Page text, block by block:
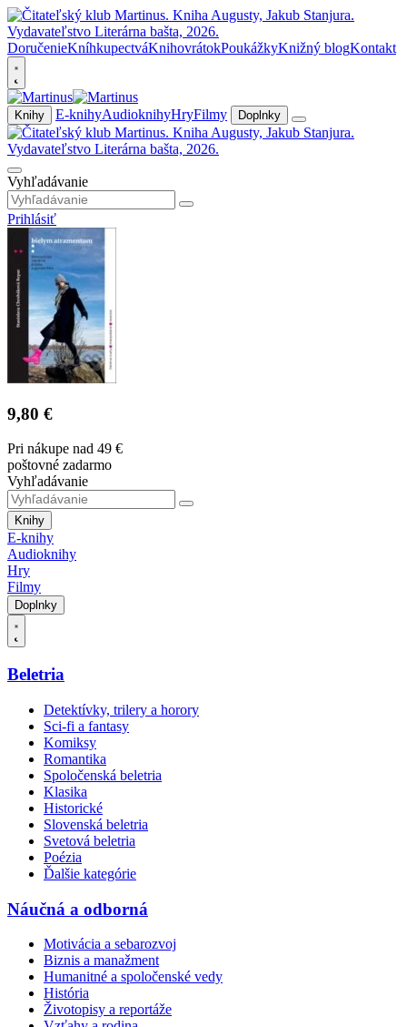
DoručenieKníhkupectváKnihovrátokPoukážkyKnižný blogKontakt
Knihy E-knihyAudioknihyHryFilmy Doplnky
Vyhľadávanie
Prihlásiť
9,80 €
Pri nákupe nad 49 €
poštovné zadarmo
Vyhľadávanie
Knihy
E-knihy
Audioknihy
Hry
Filmy
Doplnky
Beletria
Detektívky, trilery a horory
Sci-fi a fantasy
Komiksy
Romantika
Spoločenská beletria
Klasika
Historické
Slovenská beletria
Svetová beletria
Poézia
Ďalšie kategórie
Náučná a odborná
Motivácia a sebarozvoj
Biznis a manažment
Humanitné a spoločenské vedy
História
Životopisy a reportáže